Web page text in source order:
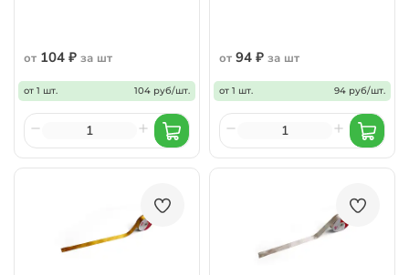
от 104 ₽ за шт
от 1 шт. 104 руб/шт.
от 94 ₽ за шт
от 1 шт. 94 руб/шт.